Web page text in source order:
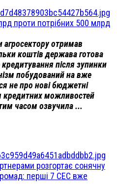
проти потрібних 500 млрд
агросектору отримав
коштів держава готова
після зупинки
побудований на вже
не про нові бюджетні
кредитних можливостей
тим часом озвучила ...
розгортає сонячну
перші 7 СЕС вже